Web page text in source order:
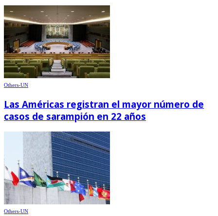
Others-UN
Las Américas registran el mayor número de
casos de sarampión en 22 años
Others-UN